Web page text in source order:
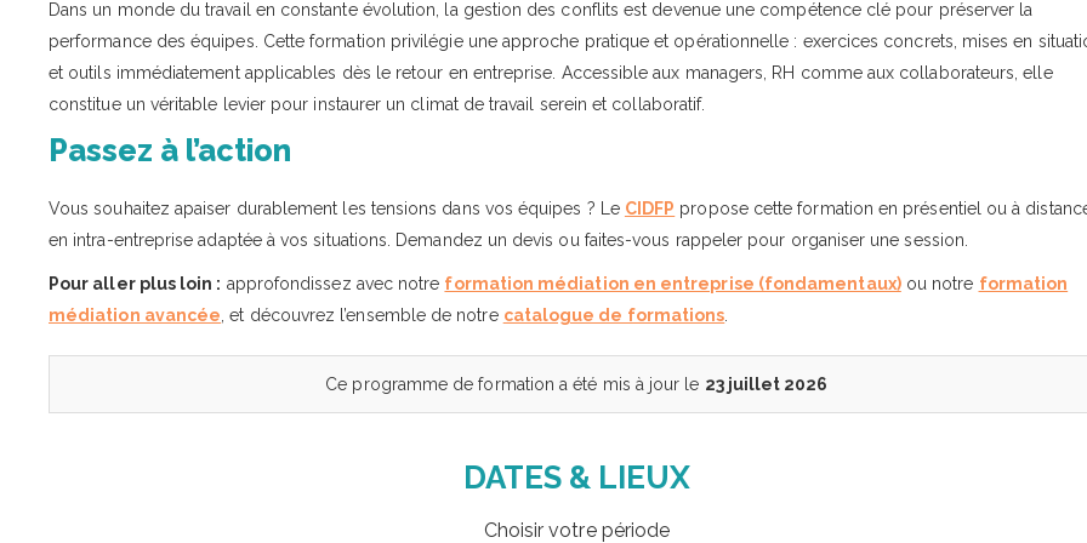
Dans un monde du travail en constante évolution, la gestion des conflits est devenue une compétence clé pour préserver la
performance des équipes. Cette formation privilégie une approche pratique et opérationnelle : exercices concrets, mises en
et outils immédiatement applicables dès le retour en entreprise. Accessible aux managers, RH comme aux collaborateurs, elle
constitue un véritable levier pour instaurer un climat de travail serein et collaboratif.
Passez à l’action
Vous souhaitez apaiser durablement les tensions dans vos équipes ? Le CIDFP propose cette formation en présentiel ou à
en intra-entreprise adaptée à vos situations. Demandez un devis ou faites-vous rappeler pour organiser une session.
Pour aller plus loin : approfondissez avec notre formation médiation en entreprise (fondamentaux)ou notre formation
médiation avancée , et découvrez l’ensemble de notre catalogue de formations
Ce programme de formation a été mis à jour le 23 juillet 2026
DATES & LIEUX
Choisir votre période